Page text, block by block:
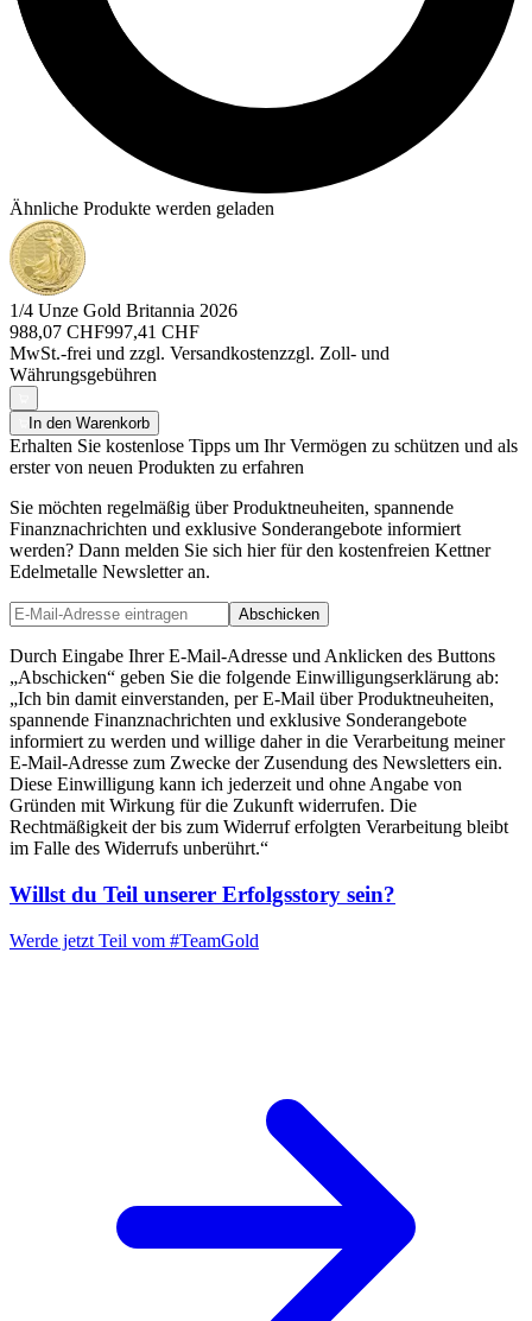
Ähnliche Produkte werden geladen
1/4 Unze Gold Britannia 2026
988,07 CHF997,41 CHF
MwSt.-frei und zzgl. Versandkostenzzgl. Zoll- und
Währungsgebühren
In den Warenkorb
Erhalten Sie kostenlose Tipps um Ihr Vermögen zu schützen und als
erster von neuen Produkten zu erfahren
Sie möchten regelmäßig über Produktneuheiten, spannende
Finanznachrichten und exklusive Sonderangebote informiert
werden? Dann melden Sie sich hier für den kostenfreien Kettner
Edelmetalle Newsletter an.
Abschicken
Durch Eingabe Ihrer E-Mail-Adresse und Anklicken des Buttons
„Abschicken“ geben Sie die folgende Einwilligungserklärung ab:
„Ich bin damit einverstanden, per E-Mail über Produktneuheiten,
spannende Finanznachrichten und exklusive Sonderangebote
informiert zu werden und willige daher in die Verarbeitung meiner
E-Mail-Adresse zum Zwecke der Zusendung des Newsletters ein.
Diese Einwilligung kann ich jederzeit und ohne Angabe von
Gründen mit Wirkung für die Zukunft widerrufen. Die
Rechtmäßigkeit der bis zum Widerruf erfolgten Verarbeitung bleibt
im Falle des Widerrufs unberührt.“
Willst du Teil unserer Erfolgsstory sein?
Werde jetzt Teil vom #TeamGold